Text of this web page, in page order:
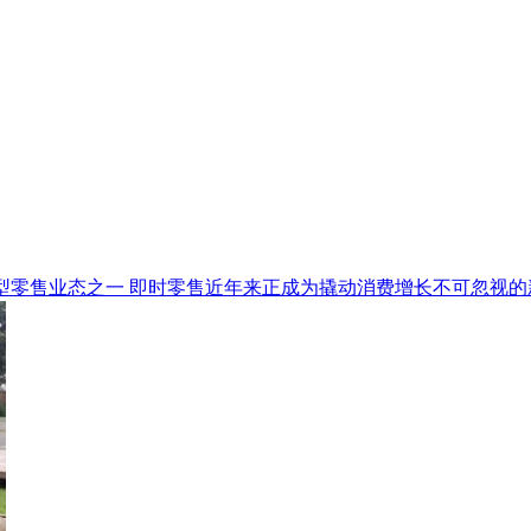
零售业态之一 即时零售近年来正成为撬动消费增长不可忽视